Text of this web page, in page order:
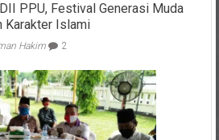
PPU, Festival Generasi Muda
Karakter Islami
Hakim 2